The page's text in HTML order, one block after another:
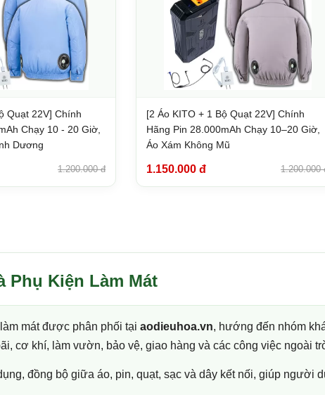
Quạt 22V] Chính
Chạy 10 - 20 Giờ,
Dương
1.200.000 đ
[2 Áo KITO + 1 Bộ Quạt 22V] Chính
Hãng Pin 28.000mAh Chạy 10–20 Giờ,
Áo Xám Không Mũ
1.150.000 đ 1.200.000
Phụ Kiện Làm Mát
mát được phân phối tại aodieuhoa.vn, hướng đến nhóm
cơ khí, làm vườn, bảo vệ, giao hàng và các công việc ngoài
đồng bộ giữa áo, pin, quạt, sạc và dây kết nối, giúp người